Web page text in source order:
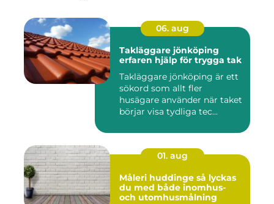
06. aug
Takläggare jönköping
erfaren hjälp för trygga tak
Takläggare jönköping är ett
sökord som allt fler
husägare använder när taket
börjar visa tydliga tec...
01. aug
Måleri huddinge så lyckas
du med både inomhus-
och utomhusmålning